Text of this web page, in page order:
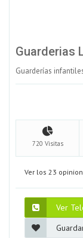
Guarderias
Guarderías
720 Visitas
Ver los 23
Ver